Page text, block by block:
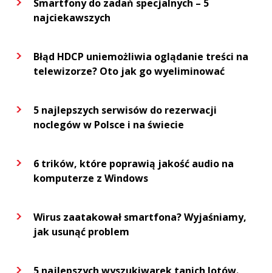
Smartfony do zadań specjalnych – 5
najciekawszych
Błąd HDCP uniemożliwia oglądanie treści na
telewizorze? Oto jak go wyeliminować
5 najlepszych serwisów do rezerwacji
noclegów w Polsce i na świecie
6 trików, które poprawią jakość audio na
komputerze z Windows
Wirus zaatakował smartfona? Wyjaśniamy,
jak usunąć problem